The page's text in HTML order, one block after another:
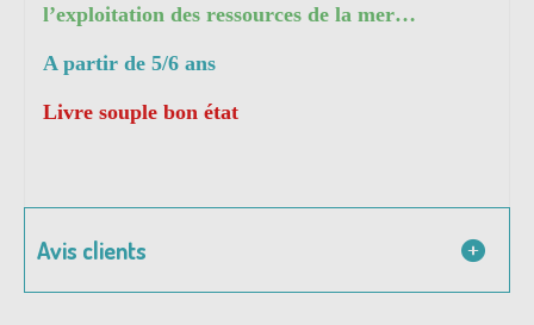
l’exploitation des ressources de la mer…
A partir de 5/6 ans
Livre souple bon état
Avis clients